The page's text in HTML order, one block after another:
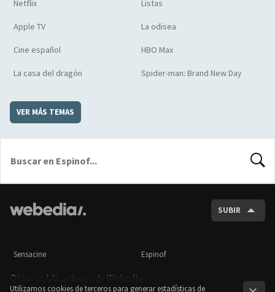
Netflix Listas
Apple TV La odisea
Cine español HBO Max
La casa del dragón Spider-man: Brand New Day
VER MÁS TEMAS
SUBIR
Sensacine Espinof
Otras publicaciones de Webedia
Utilizamos cookies de terceros para generar estadísticas de